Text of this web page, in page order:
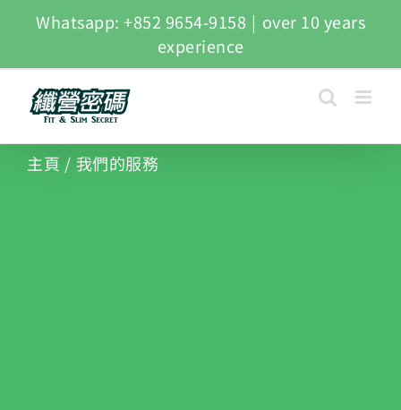
Whatsapp: +852 9654-9158 | over 10 years
experience
主頁 / 我們的服務